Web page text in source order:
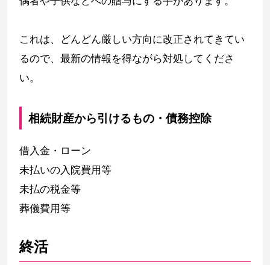
これは、どんどん厳しい方向に改正されてきてい
るので、最新の情報を得ながら対処してくださ
い。
相続財産から引けるもの・債務控除
借入金・ローン
未払いの入院費用等
未払の税金等
葬儀費用等
終活